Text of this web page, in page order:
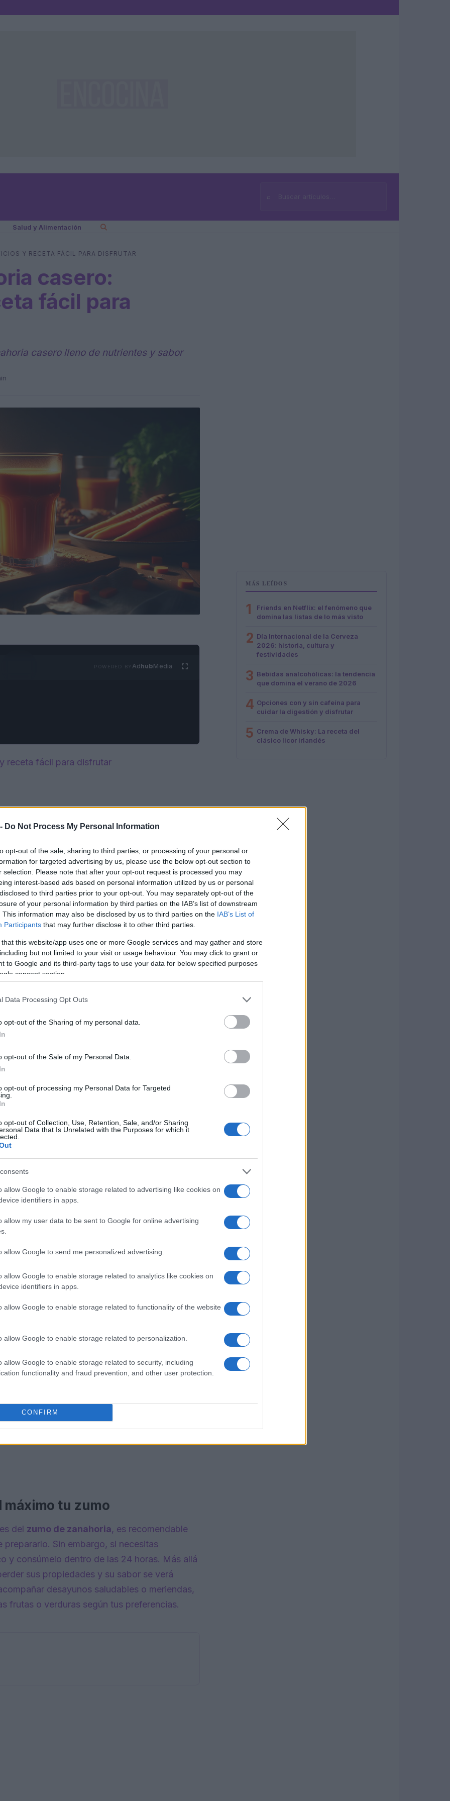
Do Not Process My Personal Information
opt-out of the sale, sharing to third parties, or processing of your personal or
for targeted advertising by us, please use the below opt-out section to
selection. Please note that after your opt-out request is processed you may
interest-based ads based on personal information utilized by us or personal
to third parties prior to your opt-out. You may separately opt-out of the
of your personal information by third parties on the IAB’s list of downstream
This information may also be disclosed by us to third parties on the IAB’s List of
Participants that may further disclose it to other third parties.
that this website/app uses one or more Google services and may gather and store
but not limited to your visit or usage behaviour. You may click to grant or
to Google and its third-party tags to use your data for below specified purposes
consent section.
Data Processing Opt Outs
opt-out of the Sharing of my personal data.
opt-out of the Sale of my Personal Data.
opt-out of processing my Personal Data for Targeted
opt-out of Collection, Use, Retention, Sale, and/or Sharing
Data that Is Unrelated with the Purposes for which it
allow Google to enable storage related to advertising like cookies on
identifiers in apps.
allow my user data to be sent to Google for online advertising
allow Google to send me personalized advertising.
allow Google to enable storage related to analytics like cookies on
identifiers in apps.
allow Google to enable storage related to functionality of the website
allow Google to enable storage related to personalization.
allow Google to enable storage related to security, including
functionality and fraud prevention, and other user protection.
CONFIRM
⌕Buscar
Salud y Alimentación
Y RECETA FÁCIL PARA DISFRUTAR
casero:
fácil para
casero lleno de nutrientes y sabor
AdhubMedia
receta fácil para disfrutar
elzumo de zanahoria caseroes una
sino que también está repleta de
Prepararlo en casa es sencillo y te
que suelen encontrarse en los zumos
su vibrante color naranja, que proviene de los
convierte en vitamina A. Esta vitamina es
así como para cuidar la piel y fortalecer
un ingrediente que puedes añadir, mejora la
Por otro lado, el zumo de limón
las defensas del organismo.
zumo de zanahoria
fácil. Solo necesitas zanahorias frescas, un
y picando las zanahorias, luego
Mezcla todos los ingredientes en una
colar el zumo si prefieres una textura
más fibra.
tu zumo
del zumo de zanahoria, es recomendable
Sin embargo, si necesitas
y consúmelo dentro de las 24 horas. Más allá
sus propiedades y su sabor se verá
desayunos saludables o meriendas,
frutas o verduras según tus preferencias.
MÁS LEÍDOS
1
Friends en Netflix: el fenómeno que
domina las listas de lo más visto
2 Día Internacional de la Cerveza
2026: historia, cultura y
festividades
3 Bebidas analcohólicas: la tendencia
que domina el verano de 2026
4 Opciones con y sin cafeína para
cuidar la digestión y disfrutar
5 Crema de Whisky: La receta del
clásico licor irlandés